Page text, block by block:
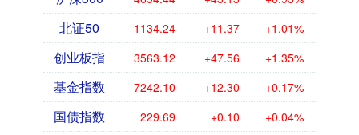
北证50 1134.24 +11.37 +1.01%
创业板指 3563.12 +47.56 +1.35%
基金指数 7242.10 +12.30 +0.17%
国债指数 229.69 +0.10 +0.04%